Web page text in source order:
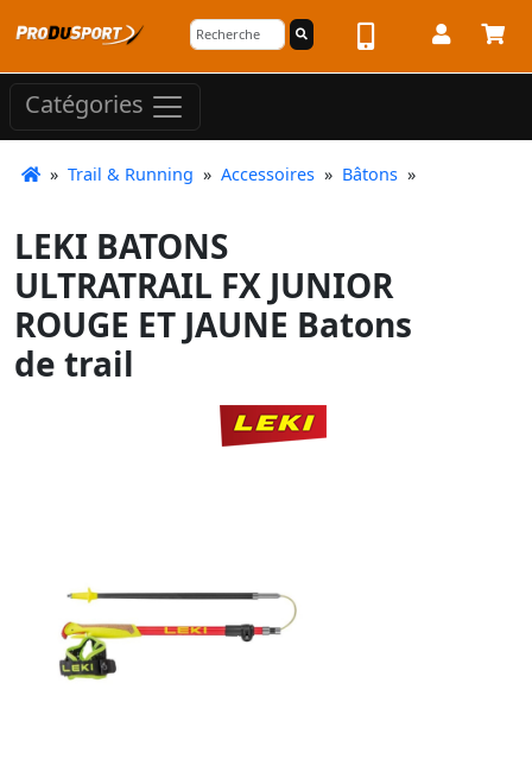
Catégories
» Trail & Running » Accessoires » Bâtons »
LEKI BATONS
ULTRATRAIL FX JUNIOR
ROUGE ET JAUNE Batons
de trail